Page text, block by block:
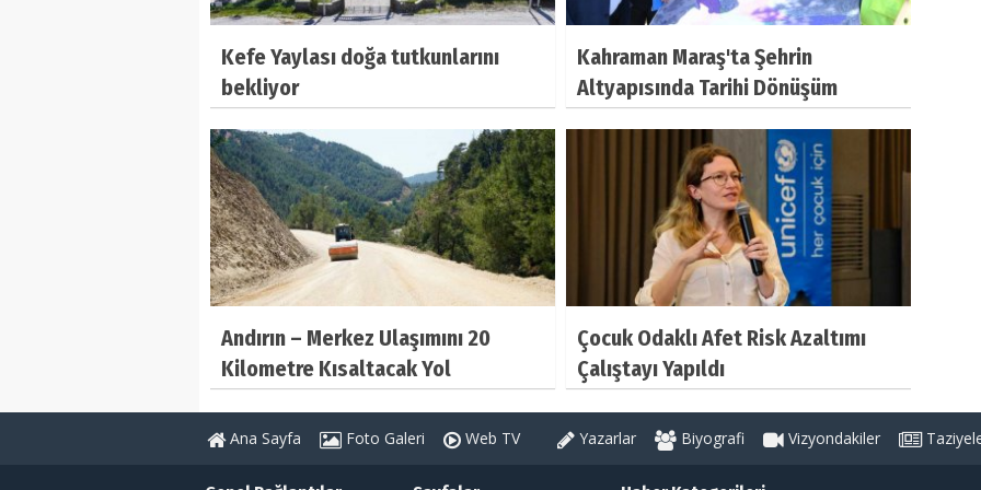
Kefe Yaylası doğa tutkunlarını
bekliyor
Kahraman Maraş'ta Şehrin
Altyapısında Tarihi Dönüşüm
Andırın – Merkez Ulaşımını 20
Kilometre Kısaltacak Yol
Çocuk Odaklı Afet Risk Azaltımı
Çalıştayı Yapıldı
Ana Sayfa Foto Galeri Web TV Yazarlar Biyografi Vizyondakiler